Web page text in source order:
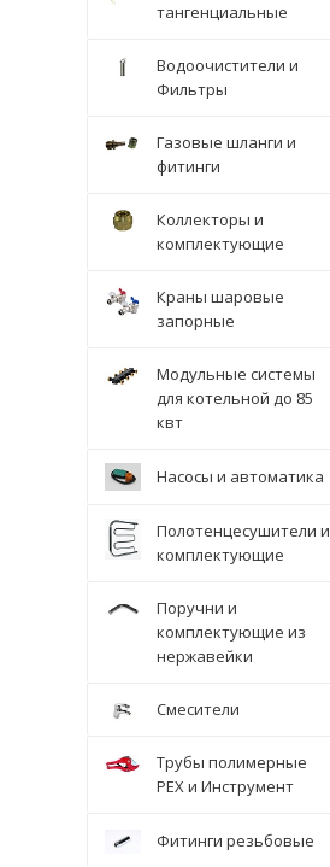
тангенциальные
Водоочистители и
Фильтры
Газовые шланги и
фитинги
Коллекторы и
комплектующие
Краны шаровые
запорные
Модульные системы
для котельной до 85
квт
Насосы и автоматика
Полотенцесушители и
комплектующие
Поручни и
комплектующие из
нержавейки
Смесители
Трубы полимерные
PEX и Инструмент
Фитинги резьбовые